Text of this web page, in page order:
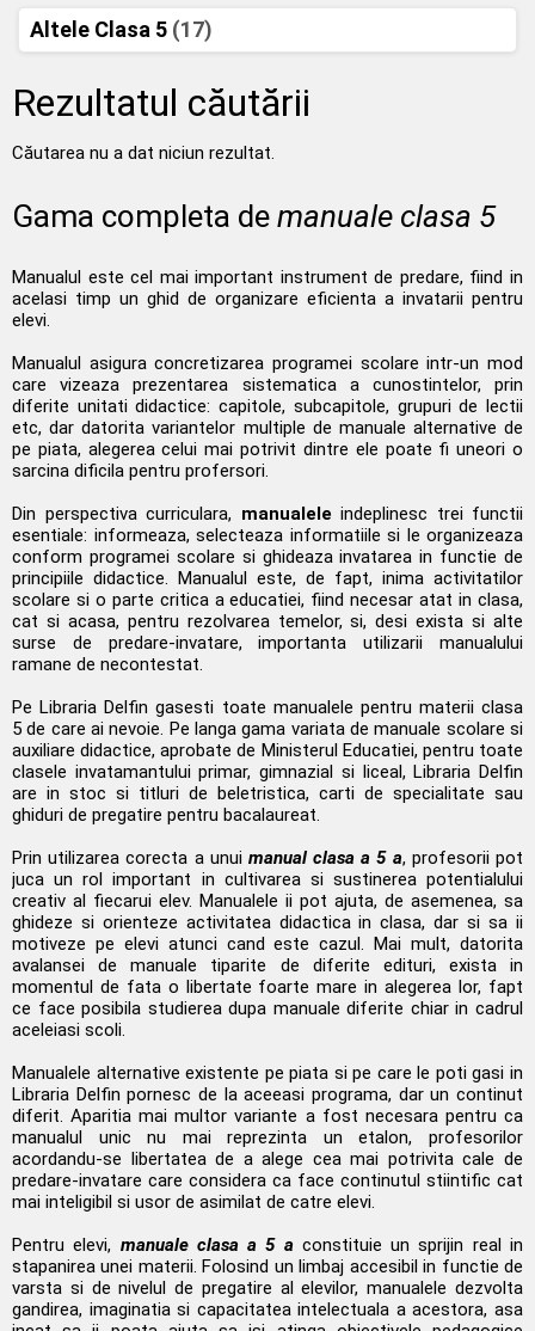
Altele Clasa 5 (17)
Rezultatul căutării
Căutarea nu a dat niciun rezultat.
Gama completa de manuale clasa 5
Manualul este cel mai important instrument de predare, fiind in
acelasi timp un ghid de organizare eficienta a invatarii pentru
elevi.
Manualul asigura concretizarea programei scolare intr-un mod
care vizeaza prezentarea sistematica a cunostintelor, prin
diferite unitati didactice: capitole, subcapitole, grupuri de lectii
etc, dar datorita variantelor multiple de manuale alternative de
pe piata, alegerea celui mai potrivit dintre ele poate fi uneori o
sarcina dificila pentru profersori.
Din perspectiva curriculara, manualele indeplinesc trei functii
esentiale: informeaza, selecteaza informatiile si le organizeaza
conform programei scolare si ghideaza invatarea in functie de
principiile didactice. Manualul este, de fapt, inima activitatilor
scolare si o parte critica a educatiei, fiind necesar atat in clasa,
cat si acasa, pentru rezolvarea temelor, si, desi exista si alte
surse de predare-invatare, importanta utilizarii manualului
ramane de necontestat.
Pe Libraria Delfin gasesti toate manualele pentru materii clasa
5 de care ai nevoie. Pe langa gama variata de manuale scolare si
auxiliare didactice, aprobate de Ministerul Educatiei, pentru toate
clasele invatamantului primar, gimnazial si liceal, Libraria Delfin
are in stoc si titluri de beletristica, carti de specialitate sau
ghiduri de pregatire pentru bacalaureat.
Prin utilizarea corecta a unui manual clasa a 5 a, profesorii pot
juca un rol important in cultivarea si sustinerea potentialului
creativ al fiecarui elev. Manualele ii pot ajuta, de asemenea, sa
ghideze si orienteze activitatea didactica in clasa, dar si sa ii
motiveze pe elevi atunci cand este cazul. Mai mult, datorita
avalansei de manuale tiparite de diferite edituri, exista in
momentul de fata o libertate foarte mare in alegerea lor, fapt
ce face posibila studierea dupa manuale diferite chiar in cadrul
aceleiasi scoli.
Manualele alternative existente pe piata si pe care le poti gasi in
Libraria Delfin pornesc de la aceeasi programa, dar un continut
diferit. Aparitia mai multor variante a fost necesara pentru ca
manualul unic nu mai reprezinta un etalon, profesorilor
acordandu-se libertatea de a alege cea mai potrivita cale de
predare-invatare care considera ca face continutul stiintific cat
mai inteligibil si usor de asimilat de catre elevi.
Pentru elevi, manuale clasa a 5 aconstituie un sprijin real in
stapanirea unei materii. Folosind un limbaj accesibil in functie de
varsta si de nivelul de pregatire al elevilor, manualele dezvolta
gandirea, imaginatia si capacitatea intelectuala a acestora, asa